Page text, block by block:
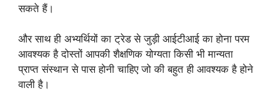
सकते हैं।
और साथ ही अभ्यर्थियों का ट्रेड से जुड़ी आईटीआई का होना परम
आवश्यक है दोस्तों आपकी शैक्षणिक योग्यता किसी भी मान्यता
प्राप्त संस्थान से पास होनी चाहिए जो की बहुत ही आवश्यक है होने
वाली है।